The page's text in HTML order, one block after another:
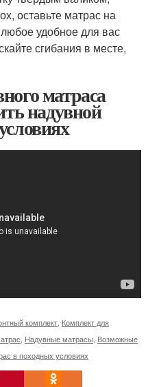
оставьте матрас на
удобное для вас
сгибания в месте,
матраса
надувной
комплект Комплект для
Надувные матрасы Возможные
в походных условиях